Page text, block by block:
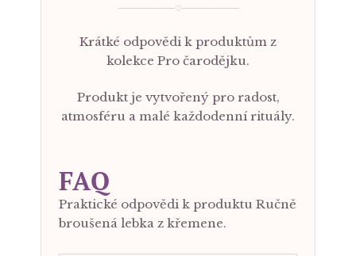
♡
Krátké odpovědi k produktům z
kolekce Pro čarodějku.
Produkt je vytvořený pro radost,
atmosféru a malé každodenní rituály.
FAQ
Praktické odpovědi k produktu Ručně
broušená lebka z křemene.